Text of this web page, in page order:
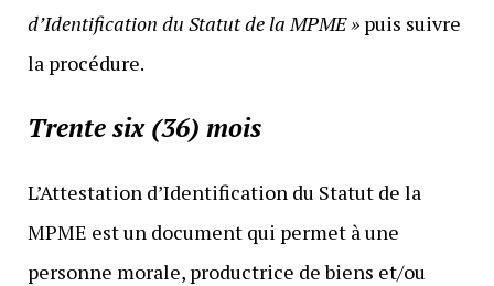
d’Identification du Statut de la MPME »puis suivre
la procédure.
Trente six (36) mois
L’Attestation d’Identification du Statut de la
MPME est un document qui permet à une
personne morale, productrice de biens et/ou